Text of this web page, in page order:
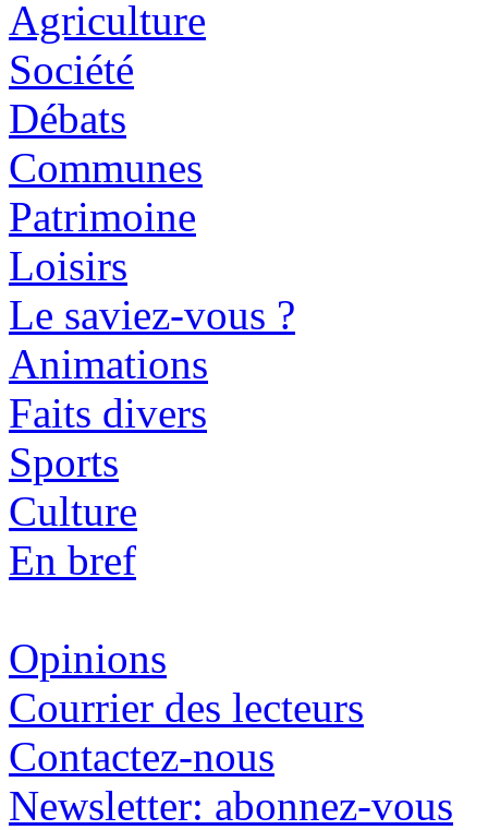
Agriculture
Société
Débats
Communes
Patrimoine
Loisirs
Le saviez-vous ?
Animations
Faits divers
Sports
Culture
En bref
Opinions
Courrier des lecteurs
Contactez-nous
Newsletter: abonnez-vous